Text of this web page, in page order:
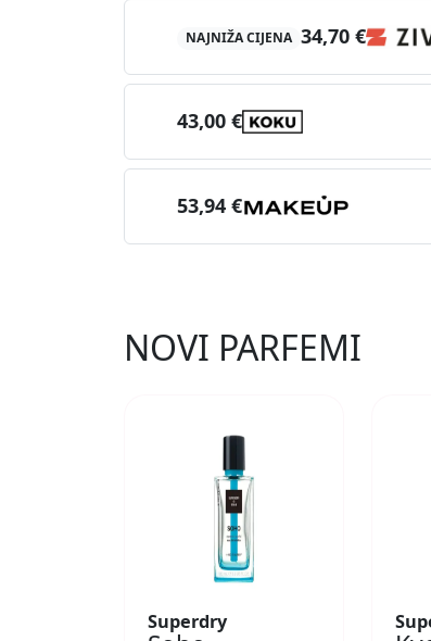
NAJNIŽA CIJENA 34,70 €
43,00 €
53,94 €
NOVI PARFEMI
Superdry